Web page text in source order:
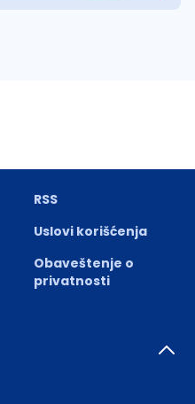
RSS
Uslovi korišćenja
Obaveštenje o
privatnosti